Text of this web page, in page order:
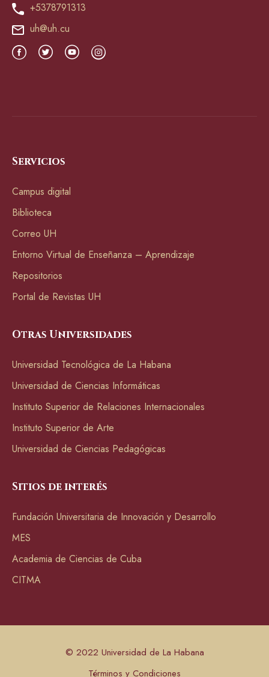
+5378791313
uh@uh.cu
Servicios
Campus digital
Biblioteca
Correo UH
Entorno Virtual de Enseñanza – Aprendizaje
Repositorios
Portal de Revistas UH
Otras Universidades
Universidad Tecnológica de La Habana
Universidad de Ciencias Informáticas
Instituto Superior de Relaciones Internacionales
Instituto Superior de Arte
Universidad de Ciencias Pedagógicas
Sitios de interés
Fundación Universitaria de Innovación y Desarrollo
MES
Academia de Ciencias de Cuba
CITMA
© 2022 Universidad de La Habana
Términos y Condiciones